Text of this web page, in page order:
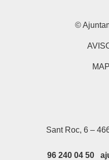
©
Sant Roc, 6 –
96 240 04 50